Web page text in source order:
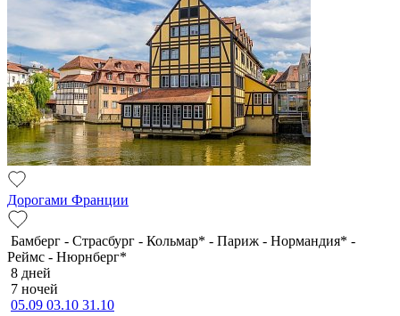
Дорогами Франции
Бамберг - Страсбург - Кольмар* - Париж - Нормандия* -
Реймс - Нюрнберг*
8 дней
7 ночей
05.09 03.10 31.10